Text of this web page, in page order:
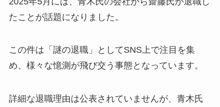
たことが話題になりました。
この件は「謎の退職」としてSNS上で注目を集
め、様々な憶測が飛び交う事態となっています。
詳細な退職理由は公表されていませんが、青木氏